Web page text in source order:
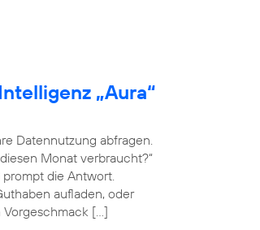
„Aura“
Datennutzung abfragen.
Monat verbraucht?“
die Antwort.
aufladen, oder
Vorgeschmack […]